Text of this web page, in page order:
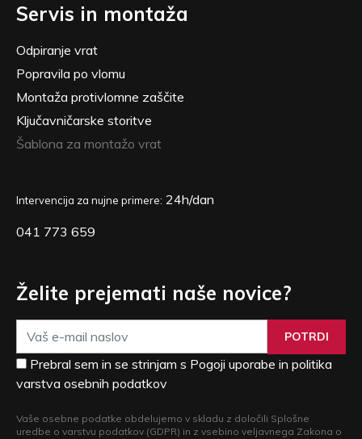
Servis in montaža
Odpiranje vrat
Popravila po vlomu
Montaža protivlomne zaščite
Ključavničarske storitve
Šablona za montažo vrat
Intervencija za nujne primere: 24h/dan
041 773 659
Želite prejemati naše novice?
POTRDI
Prebral sem in se strinjam s Pogoji uporabe in politika
varstva osebnih podatkov
Vaše osebne podatke obdelujemo v skladu z določili Splošne
uredbe o varstvu podatkov (GDPR) in z vsebino veljavnega Zakona o